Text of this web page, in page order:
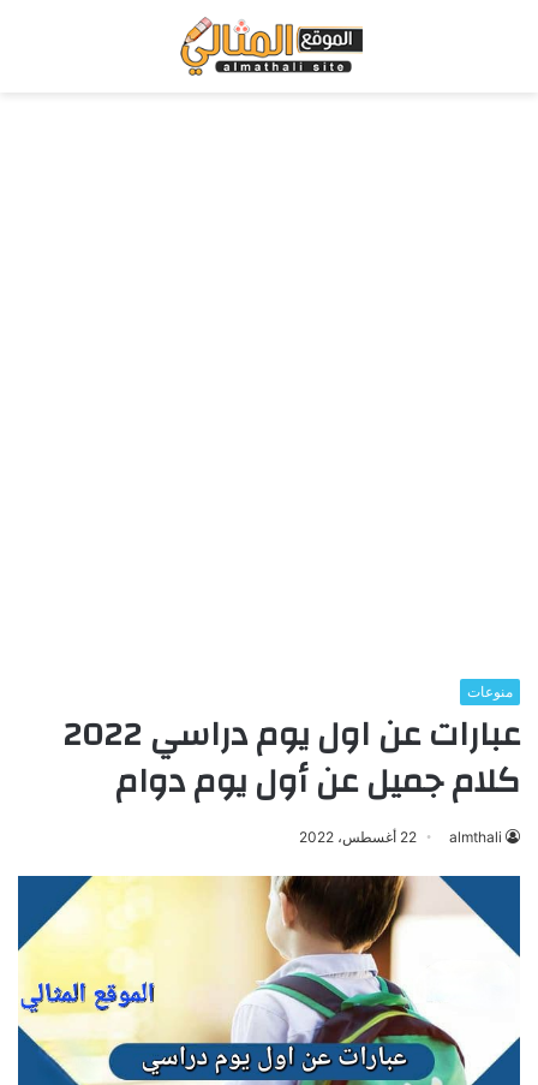
منوعات
عبارات عن اول يوم دراسي 2022
كلام جميل عن أول يوم دوام
almthali 22 أغسطس، 2022